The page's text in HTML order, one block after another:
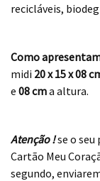
recicláveis,
Como
midi 20 x 15 x 08
e 08 cma altura.
Atenção !se o seu
Cartão Meu
segundo,